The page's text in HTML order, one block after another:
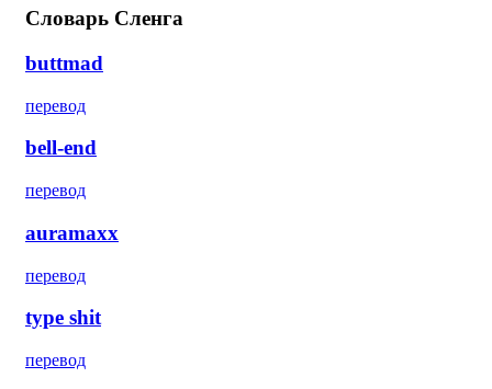
Словарь Сленга
buttmad
перевод
bell-end
перевод
auramaxx
перевод
type shit
перевод